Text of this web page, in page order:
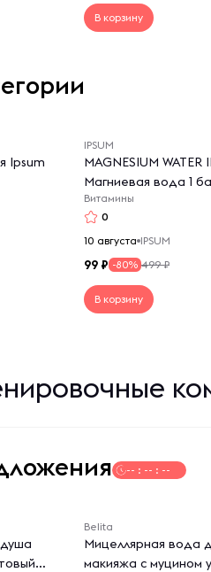
В корзину
Ipsum
IPSUM
MAGNESIUM WATER
Магниевая вода 1
ИПСУМ
Витамины
0
10 августа IPSUM
99 -80% 499 ₽
В корзину
-- : -- : --
Belita
Мицеллярная вода
макияжа с муцином